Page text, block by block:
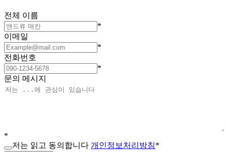
전체 이름
*
이메일
*
전화번호
*
문의 메시지
*
저는 읽고 동의합니다 개인정보처리방침*